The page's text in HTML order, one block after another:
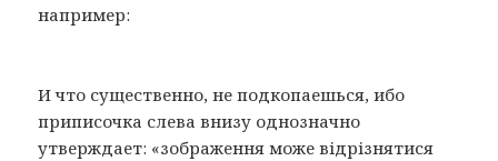
например:
И что существенно, не подкопаешься, ибо
приписочка слева внизу однозначно
утверждает: «зображення може відрізнятися